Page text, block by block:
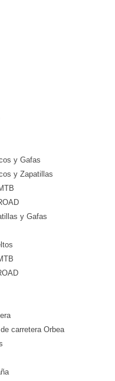
y Gafas
y Zapatillas
y Gafas
carretera Orbea